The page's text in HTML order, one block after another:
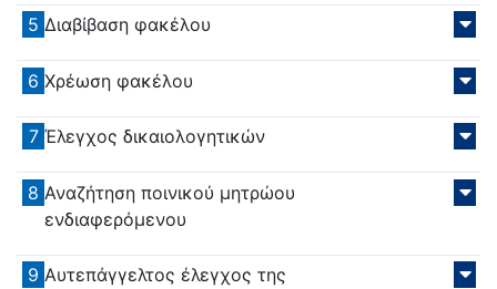
5 Διαβίβαση φακέλου
6 Χρέωση φακέλου
7 Έλεγχος δικαιολογητικών
8 Αναζήτηση ποινικού μητρώου
ενδιαφερόμενου
9 Αυτεπάγγελτος έλεγχος της